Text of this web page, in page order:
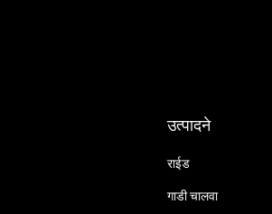
उत्पादने
राईड
गाडी चालवा